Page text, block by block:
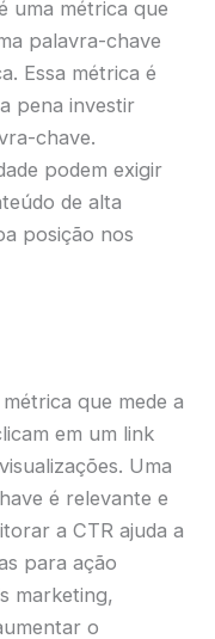
uma métrica que
palavra-chave
Essa métrica é
pena investir
chave.
podem exigir
de alta
posição nos
que mede a
em um link
Uma
é relevante e
a CTR ajuda a
para ação
marketing,
o